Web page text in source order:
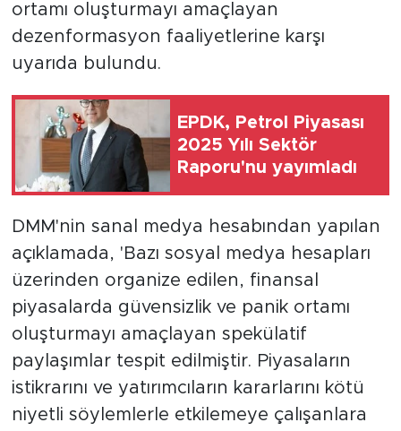
ortamı oluşturmayı amaçlayan
dezenformasyon faaliyetlerine karşı
uyarıda bulundu.
EPDK, Petrol Piyasası
2025 Yılı Sektör
Raporu'nu yayımladı
DMM'nin sanal medya hesabından yapılan
açıklamada, 'Bazı sosyal medya hesapları
üzerinden organize edilen, finansal
piyasalarda güvensizlik ve panik ortamı
oluşturmayı amaçlayan spekülatif
paylaşımlar tespit edilmiştir. Piyasaların
istikrarını ve yatırımcıların kararlarını kötü
niyetli söylemlerle etkilemeye çalışanlara